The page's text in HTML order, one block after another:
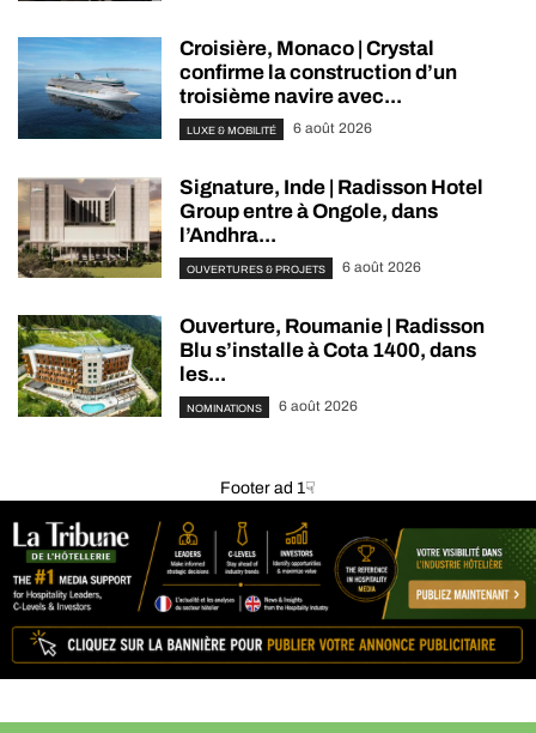
Croisière, Monaco | Crystal
confirme la construction d’un
troisième navire avec...
LUXE & MOBILITÉ 6 août 2026
Signature, Inde | Radisson Hotel
Group entre à Ongole, dans
l’Andhra...
OUVERTURES & PROJETS 6 août 2026
Ouverture, Roumanie | Radisson
Blu s’installe à Cota 1400, dans
les...
NOMINATIONS 6 août 2026
Footer ad 1☟